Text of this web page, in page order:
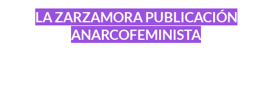
LA ZARZAMORA PUBLICACIÓN
ANARCOFEMINISTA